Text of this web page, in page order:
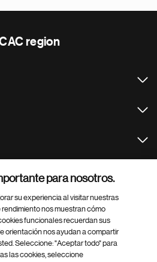
region
para nosotros.
su experiencia al visitar nuestras
nos muestran cómo
funcionales recuerdan sus
orientación nos ayudan a compartir
Seleccione: "Aceptar todo" para
las cookies, seleccione